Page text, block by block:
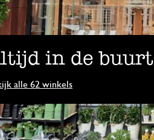
in de buurt
alle 62 winkels